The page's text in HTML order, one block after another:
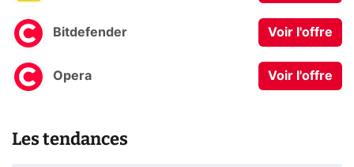
Bitdefender Voir l'offre
Opera Voir l'offre
Les tendances